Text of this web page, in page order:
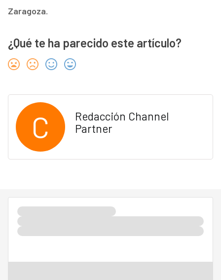
Zaragoza.
¿Qué te ha parecido este artículo?
C
Redacción Channel
Partner